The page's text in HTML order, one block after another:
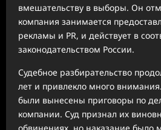
вмешательству в выборы. Он
компания занимается
рекламы и PR, и действует в
законодательством России.
Судебное разбирательство
лет и привлекло много
были вынесены приговоры по
компании. Суд признал их
обвинениях, но наказание было